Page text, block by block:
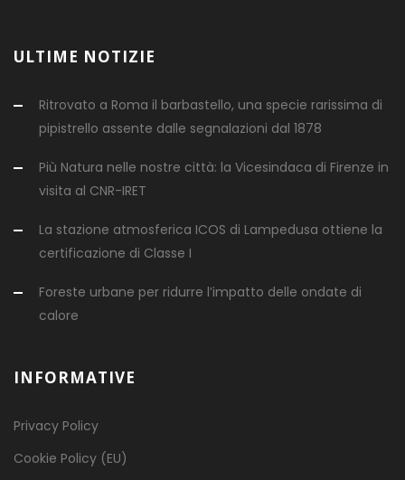
ULTIME NOTIZIE
Ritrovato a Roma il barbastello, una specie rarissima di
pipistrello assente dalle segnalazioni dal 1878
Più Natura nelle nostre città: la Vicesindaca di Firenze in
visita al CNR-IRET
La stazione atmosferica ICOS di Lampedusa ottiene la
certificazione di Classe I
Foreste urbane per ridurre l’impatto delle ondate di
calore
INFORMATIVE
Privacy Policy
Cookie Policy (EU)